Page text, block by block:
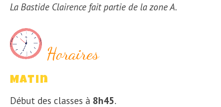
La Bastide Clairence fait partie de la zone A.
Horaires
Matin
Début des classes à 8h45.